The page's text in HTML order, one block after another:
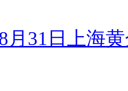
月31日上海